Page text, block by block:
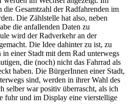
die Gesamtzahl der Radfahrenden im
Die Zählstelle hat also, neben
die anfallenden Daten zu
wird der Radverkehr an der
Die Idee dahinter zu ist, zu
einer Stadt mit dem Rad unterwegs
die (noch) nicht das Fahrrad als
haben. Die BürgerInnen einer Stadt,
sind, werden in ihrer Wahl des
selber war positiv überrascht, als ich
fuhr und im Display eine vierstellige